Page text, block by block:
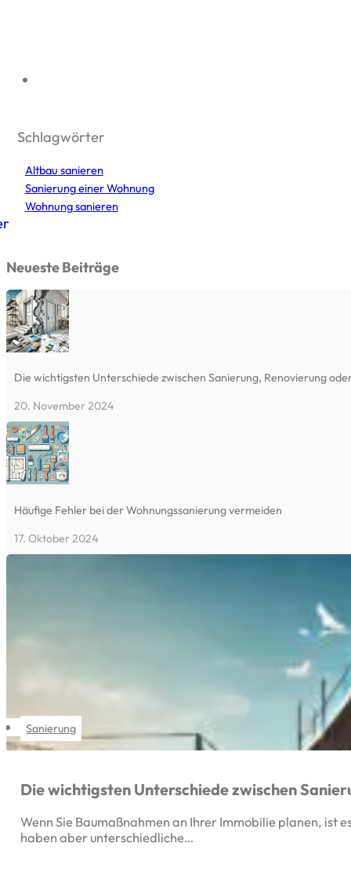
Schlagwörter
Altbau sanieren
Sanierung einer Wohnung
Wohnung sanieren
Neueste Beiträge
Die wichtigsten Unterschiede zwischen Sanierung, Renovierung
20. November 2024
Häufige Fehler bei der Wohnungssanierung vermeiden
17. Oktober 2024
Die wichtigsten Unterschiede zwischen
Sanierung
Wenn Sie Baumaßnahmen an Ihrer Immobilie planen, ist
haben aber unterschiedliche…